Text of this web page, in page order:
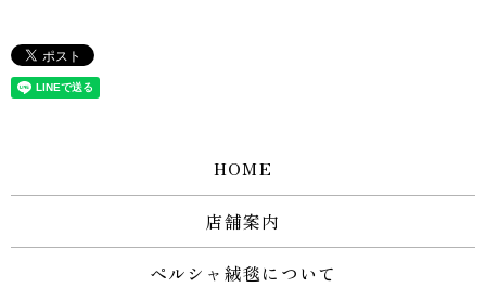
HOME
店舗案内
ペルシャ絨毯について